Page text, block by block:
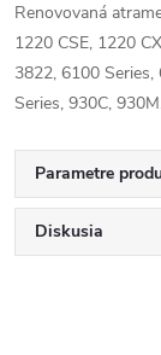
Renovovaná
1220 CSE, 1220
3822, 6100
Series, 930C,
Parametre
Diskusia